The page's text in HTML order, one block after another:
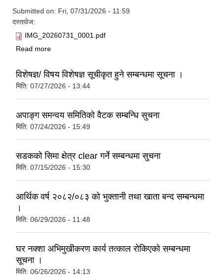
Submitted on: Fri, 07/31/2026 - 11:59
दस्तावेज:
IMG_20260731_0001.pdf
Read more
विशेषज्ञ/ विषय विशेषज्ञ सूचीकृत हुने सम्बन्धमा सूचना ।
मिति: 07/27/2026 - 13:44
अपाङ्ग समन्वय समितिको वैटक सम्बन्धि सुचना
मिति: 07/24/2026 - 15:49
सडकको सिमा क्षेत्र clear गर्ने सम्बन्धमा सुचना
मिति: 07/15/2026 - 15:30
आर्थिक वर्ष २०८२/०८३ को भुक्तानी तथा खाता बन्द सम्बन्धमा
।
मिति: 06/29/2026 - 11:48
घर नक्शा अभिमुखीकरण कार्य तत्काल रोकिएको सम्बन्धमा
सूचना ।
मिति: 06/26/2026 - 14:13